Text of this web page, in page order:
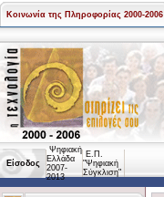
Κοινωνία της Πληροφορίας 2000-2006
Είσοδος
Ψηφιακή
Ελλάδα
2007-
2013
Ε.Π.
"Ψηφιακή
Σύγκλιση"